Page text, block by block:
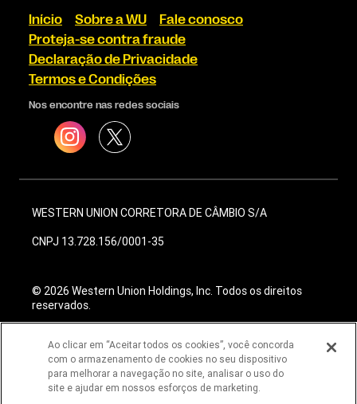
Início Sobre a WU
Fale conosco
Proteja-se contra fraude
Declaração de Privacidade
Termos e Condições
Nos encontre nas redes sociais
WESTERN UNION CORRETORA DE CÂMBIO S/A
CNPJ 13.728.156/0001-35
© 2026 Western Union Holdings, Inc. Todos os direitos
reservados.
Ao clicar em “Aceitar todos os cookies”, você concorda
com o armazenamento de cookies no seu dispositivo
para melhorar a navegação no site, analisar o uso do
site e ajudar em nossos esforços de marketing.